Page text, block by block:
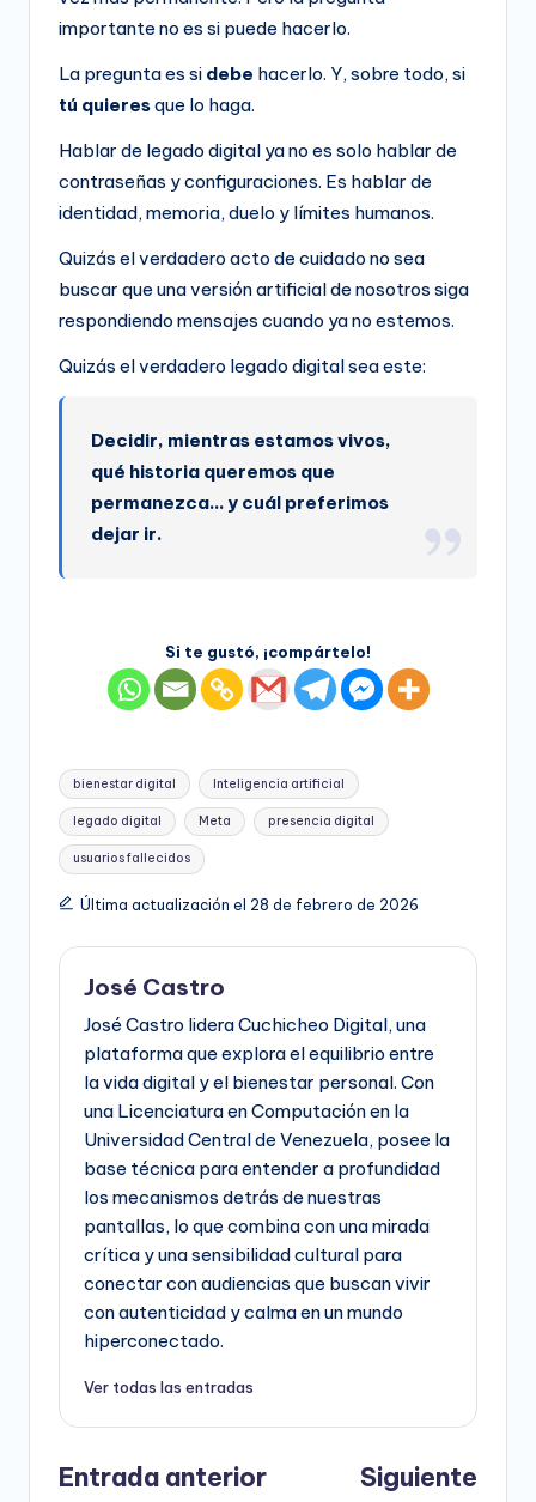
importante no es si puede hacerlo.
La pregunta es si debe hacerlo. Y, sobre todo, si
tú quieresque lo haga.
Hablar de legado digital ya no es solo hablar de
contraseñas y configuraciones. Es hablar de
identidad, memoria, duelo y límites humanos.
Quizás el verdadero acto de cuidado no sea
buscar que una versión artificial de nosotros siga
respondiendo mensajes cuando ya no estemos.
Quizás el verdadero legado digital sea este:
Decidir, mientras estamos vivos,
qué historia queremos que
permanezca… y cuál preferimos
dejar ir.
Si te gustó, ¡compártelo!
Etiquetas:
bienestar digital Inteligencia artificial
legado digital Meta presencia digital
usuarios fallecidos
Última actualización el 28 de febrero de 2026
José Castro
José Castro lidera Cuchicheo Digital, una
plataforma que explora el equilibrio entre
la vida digital y el bienestar personal. Con
una Licenciatura en Computación en la
Universidad Central de Venezuela, posee la
base técnica para entender a profundidad
los mecanismos detrás de nuestras
pantallas, lo que combina con una mirada
crítica y una sensibilidad cultural para
conectar con audiencias que buscan vivir
con autenticidad y calma en un mundo
hiperconectado.
Ver todas las entradas
Navegación
Entrada anterior
Siguiente